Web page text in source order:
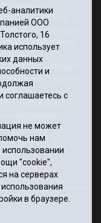
ФС77-67956 от
по надзору в
и массовых
организация
«Красное знамя».
Т. В.
ул. Шишкова, 6
редакции:
73, 69-56-47
сайт обязательна.
аналитики
ООО
16
использует
данных
и
соглашаетесь с
не может
нам
"cookie",
на серверах
в браузере.